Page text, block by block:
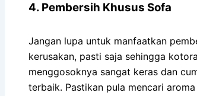
4. Pembersih Khusus Sofa
Jangan lupa untuk manfaatkan
kerusakan, pasti saja sehingga
menggosoknya sangat keras dan
terbaik. Pastikan pula mencari